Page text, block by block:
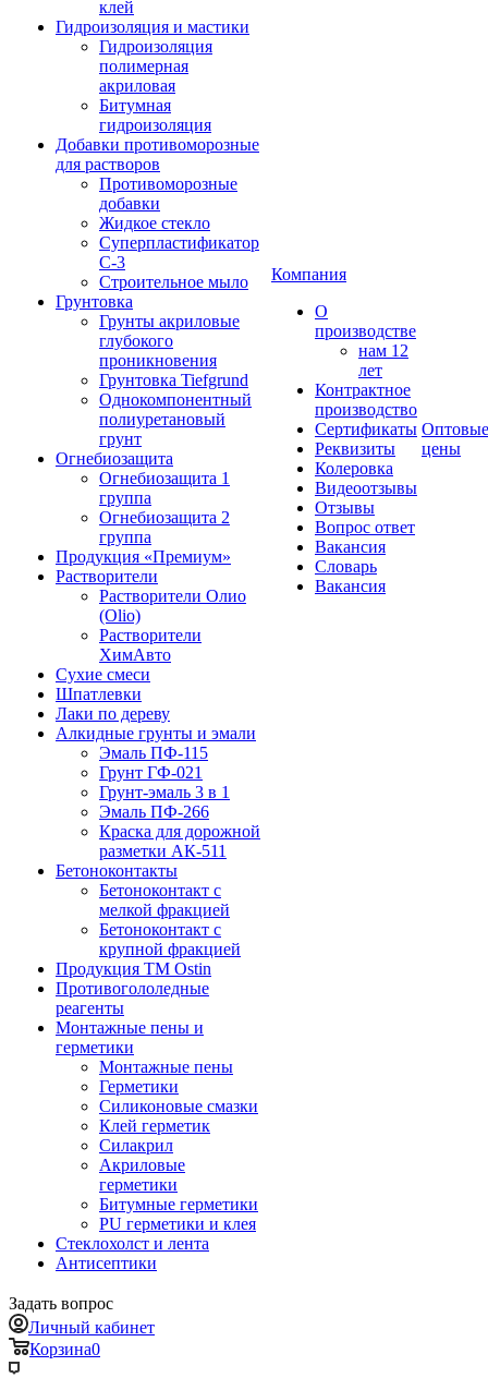
клей
Гидроизоляция и мастики
Гидроизоляция
полимерная
акриловая
Битумная
гидроизоляция
Добавки противоморозные
для растворов
Противоморозные
добавки
Жидкое стекло
Суперпластификатор
С-3
Строительное мыло
Грунтовка
Грунты акриловые
глубокого
проникновения
Грунтовка Tiefgrund
Однокомпонентный
полиуретановый
грунт
Огнебиозащита
Огнебиозащита 1
группа
Огнебиозащита 2
группа
Продукция «Премиум»
Растворители
Растворители Олио
(Olio)
Растворители
ХимАвто
Сухие смеси
Шпатлевки
Лаки по дереву
Алкидные грунты и эмали
Эмаль ПФ-115
Грунт ГФ-021
Грунт-эмаль 3 в 1
Эмаль ПФ-266
Краска для дорожной
разметки АК-511
Бетоноконтакты
Бетоноконтакт с
мелкой фракцией
Бетоноконтакт с
крупной фракцией
Продукция ТМ Ostin
Противогололедные
реагенты
Монтажные пены и
герметики
Монтажные пены
Герметики
Силиконовые смазки
Клей герметик
Силакрил
Акриловые
герметики
Битумные герметики
PU герметики и клея
Стеклохолст и лента
Антисептики
Компания
О
производстве
нам 12
лет
Контрактное
производство
Сертификаты
Реквизиты
Колеровка
Видеоотзывы
Отзывы
Вопрос ответ
Вакансия
Словарь
Вакансия
Оптовые
цены
Задать вопрос
Личный кабинет
Корзина0